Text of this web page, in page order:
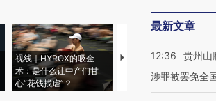
视线｜HYROX的吸金
术：是什么让中产们甘
心“花钱找虐”？
马航飞行员跨国走私7万
粒摇头丸 尿检体内含3种
最新文章
12:36
贵州山
涉罪被罢免全